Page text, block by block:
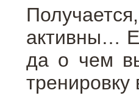
активны…
да о чем
тренировку